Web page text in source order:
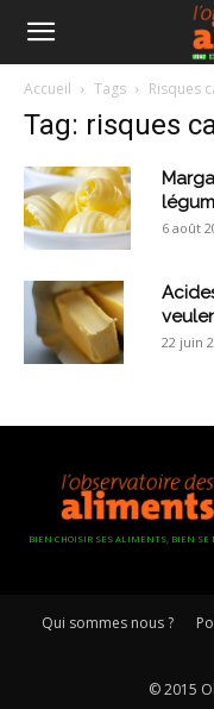
Accueil Tags Risques
Tag: risques
6 août
22 juin
BIEN CHOISIR SES ALIMENTS, BIEN SE
Qui sommes nous ?
© 2015